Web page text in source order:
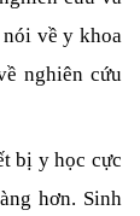
về y khoa
nghiên cứu
bị y học cực
hơn. Sinh